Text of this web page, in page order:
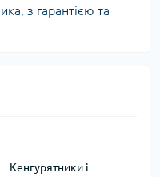
з гарантією та
Кенгурятники і